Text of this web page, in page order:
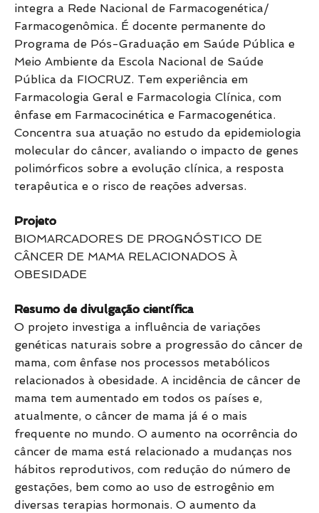
integra a Rede Nacional de Farmacogenética/
Farmacogenômica. É docente permanente do
Programa de Pós-Graduação em Saúde Pública e
Meio Ambiente da Escola Nacional de Saúde
Pública da FIOCRUZ. Tem experiência em
Farmacologia Geral e Farmacologia Clínica, com
ênfase em Farmacocinética e Farmacogenética.
Concentra sua atuação no estudo da epidemiologia
molecular do câncer, avaliando o impacto de genes
polimórficos sobre a evolução clínica, a resposta
terapêutica e o risco de reações adversas.
Projeto
BIOMARCADORES DE PROGNÓSTICO DE
CÂNCER DE MAMA RELACIONADOS À
OBESIDADE
Resumo de divulgação científica
O projeto investiga a influência de variações
genéticas naturais sobre a progressão do câncer de
mama, com ênfase nos processos metabólicos
relacionados à obesidade. A incidência de câncer de
mama tem aumentado em todos os países e,
atualmente, o câncer de mama já é o mais
frequente no mundo. O aumento na ocorrência do
câncer de mama está relacionado a mudanças nos
hábitos reprodutivos, com redução do número de
gestações, bem como ao uso de estrogênio em
diversas terapias hormonais. O aumento da